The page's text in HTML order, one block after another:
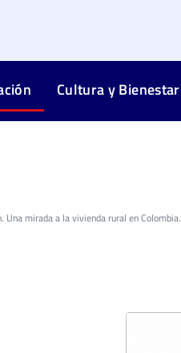
Cultura y Bienestar
mirada a la vivienda rural en Colombia.